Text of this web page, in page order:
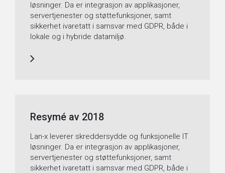
løsninger. Da er integrasjon av applikasjoner,
servertjenester og støttefunksjoner, samt
sikkerhet ivaretatt i samsvar med GDPR, både i
lokale og i hybride datamiljø.
Resymé av 2018
Lan-x leverer skreddersydde og funksjonelle IT
løsninger. Da er integrasjon av applikasjoner,
servertjenester og støttefunksjoner, samt
sikkerhet ivaretatt i samsvar med GDPR, både i